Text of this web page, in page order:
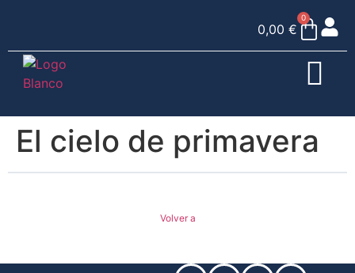
0,00 €
0
El cielo de primavera
Volver a